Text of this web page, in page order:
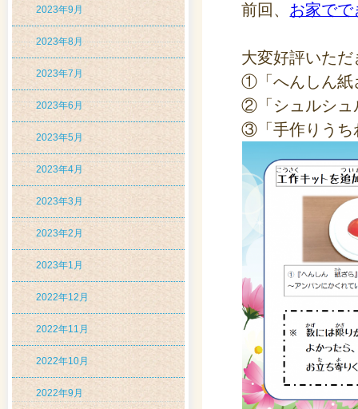
2023年9月
2023年8月
2023年7月
2023年6月
2023年5月
2023年4月
2023年3月
2023年2月
2023年1月
2022年12月
2022年11月
2022年10月
2022年9月
前回、 お家で
大変好評いた
①「へんしん紙
②「シュルシュ
③「手作りうち